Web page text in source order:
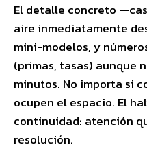
El detalle concreto
aire inmediatamente
mini-modelos, y
(primas, tasas) aunque
minutos. No importa si
ocupen el espacio. El
continuidad: atención
resolución.